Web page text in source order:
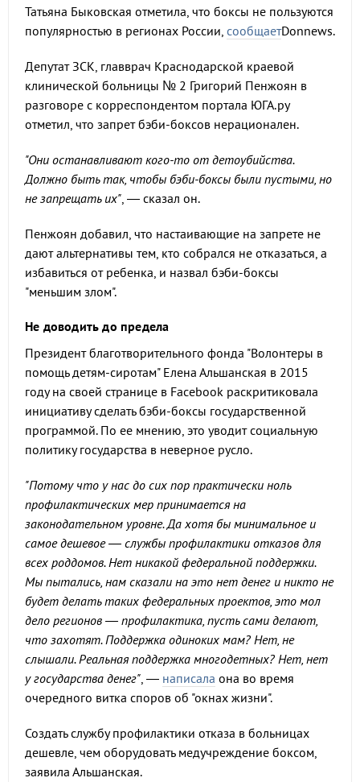
Татьяна Быковская отметила, что боксы не пользуются
популярностью в регионах России, сообщаетDonnews.
Депутат ЗСК, главврач Краснодарской краевой
клинической больницы № 2 Григорий Пенжоян в
разговоре с корреспондентом портала ЮГА.ру
отметил, что запрет бэби-боксов нерационален.
"Они останавливают кого-то от детоубийства.
Должно быть так, чтобы бэби-боксы были пустыми, но
не запрещать их", — сказал он.
Пенжоян добавил, что настаивающие на запрете не
дают альтернативы тем, кто собрался не отказаться, а
избавиться от ребенка, и назвал бэби-боксы
"меньшим злом".
Не доводить до предела
Президент благотворительного фонда "Волонтеры в
помощь детям-сиротам" Елена Альшанская в 2015
году на своей странице в Facebook раскритиковала
инициативу сделать бэби-боксы государственной
программой. По ее мнению, это уводит социальную
политику государства в неверное русло.
"Потому что у нас до сих пор практически ноль
профилактических мер принимается на
законодательном уровне. Да хотя бы минимальное и
самое дешевое — службы профилактики отказов для
всех роддомов. Нет никакой федеральной поддержки.
Мы пытались, нам сказали на это нет денег и никто не
будет делать таких федеральных проектов, это мол
дело регионов — профилактика, пусть сами делают,
что захотят. Поддержка одиноких мам? Нет, не
слышали. Реальная поддержка многодетных? Нет, нет
у государства денег", — написала она во время
очередного витка споров об "окнах жизни".
Создать службу профилактики отказа в больницах
дешевле, чем оборудовать медучреждение боксом,
заявила Альшанская.